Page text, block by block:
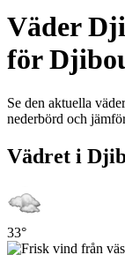
Väder
för
Se den aktuella
nederbörd och
Vädret i
33°